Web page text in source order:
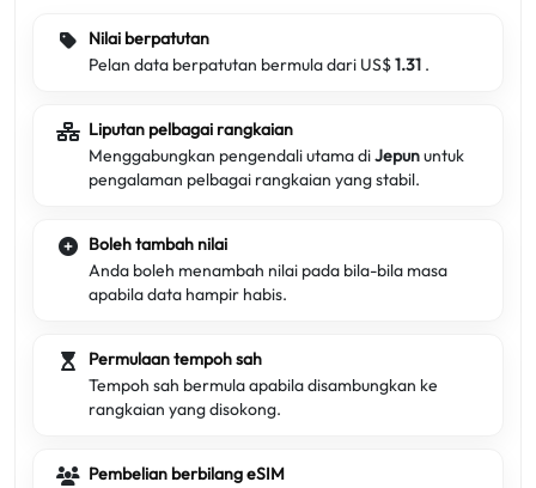
Nilai berpatutan
Pelan data berpatutan bermula dari US$1.31 .
Liputan pelbagai rangkaian
Menggabungkan pengendali utama diJepununtuk
pengalaman pelbagai rangkaian yang stabil.
Boleh tambah nilai
Anda boleh menambah nilai pada bila-bila masa
apabila data hampir habis.
Permulaan tempoh sah
Tempoh sah bermula apabila disambungkan ke
rangkaian yang disokong.
Pembelian berbilang eSIM